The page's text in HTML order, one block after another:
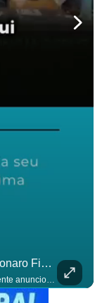
Após Dias De Expectativa, Flávio Bolsonaro Finalmente Anunciou Seu Vice. #OAntagonista